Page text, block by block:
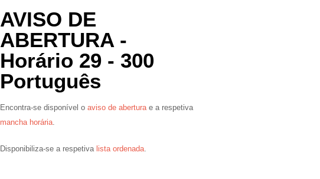
AVISO DE
ABERTURA -
Horário 29 - 300
Português
Encontra-se disponível o aviso de aberturae a respetiva
mancha horária.
Disponibiliza-se a respetiva lista ordenada.